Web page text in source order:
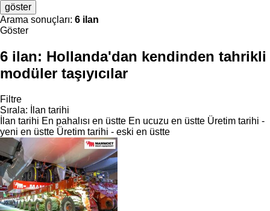
göster
Arama sonuçları: 6 ilan
Göster
6 ilan: Hollanda'dan kendinden tahrikli
modüler taşıyıcılar
Filtre
Sırala:
İlan tarihi
İlan tarihi En pahalısı en üstte En ucuzu en üstte Üretim tarihi -
yeni en üstte Üretim tarihi - eski en üstte